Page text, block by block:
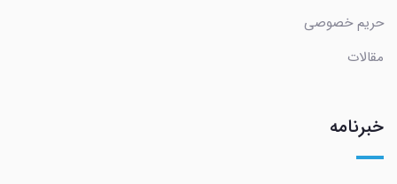
حریم خصوصی
مقالات
خبرنامه